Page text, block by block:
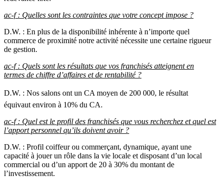
ac-f : Quelles sont les contraintes que votre concept impose ?
D.W. : En plus de la disponibilité inhérente à n’importe quel
commerce de proximité notre activité nécessite une certaine rigueur
de gestion.
ac-f : Quels sont les résultats que vos franchisés atteignent en
termes de chiffre d’affaires et de rentabilité ?
D.W. : Nos salons ont un CA moyen de 200 000, le résultat
équivaut environ à 10% du CA.
ac-f : Quel est le profil des franchisés que vous recherchez et quel est
l’apport personnel qu’ils doivent avoir ?
D.W. : Profil coiffeur ou commerçant, dynamique, ayant une
capacité à jouer un rôle dans la vie locale et disposant d’un local
commercial ou d’un apport de 20 à 30% du montant de
l’investissement.